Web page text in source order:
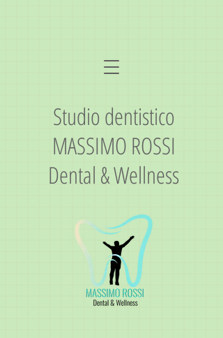
Studio dentistico
MASSIMO ROSSI
Dental & Wellness